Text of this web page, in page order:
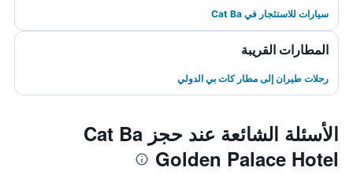
سيارات للاستئجار في Cat Ba
المطارات القريبة
رحلات طيران إلى مطار كات بي الدولي
الأسئلة الشائعة عند حجز Cat Ba
Golden Palace Hotel